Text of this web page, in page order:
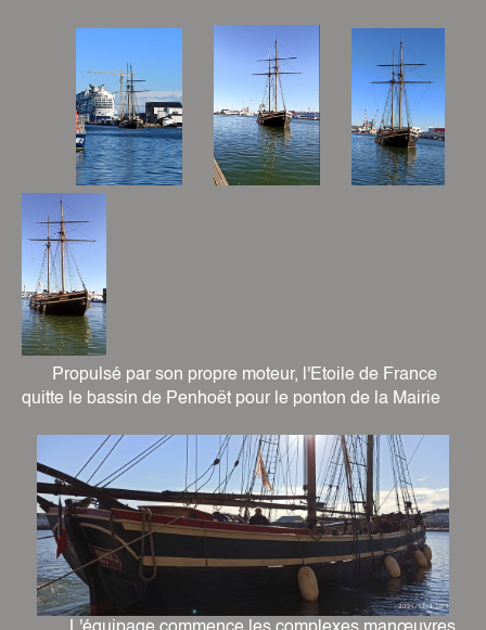
Propulsé par son propre moteur, l'Etoile de France
quitte le bassin de Penhoët pour le ponton de la Mairie